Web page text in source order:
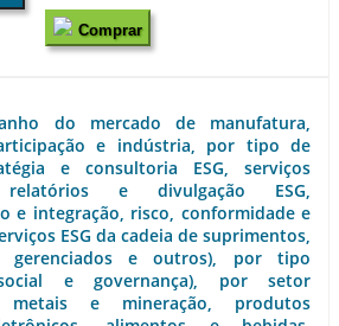
Comprar
do mercado de manufatura,
e indústria, por tipo de
e consultoria ESG, serviços
relatórios e divulgação ESG,
e integração, risco, conformidade e
ESG da cadeia de suprimentos,
gerenciados e outros), por tipo
e governança), por setor
metais e mineração, produtos